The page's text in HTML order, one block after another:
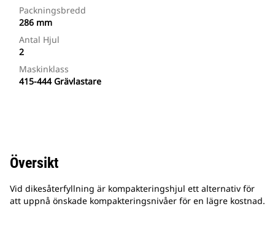
Packningsbredd
286 mm
Antal Hjul
2
Maskinklass
415-444 Grävlastare
Översikt
Vid dikesåterfyllning är kompakteringshjul ett alternativ för
att uppnå önskade kompakteringsnivåer för en lägre kostnad.